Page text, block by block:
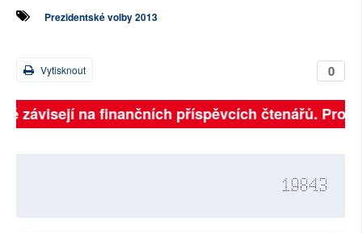
Prezidentské volby 2013
0
Vytisknout
závisejí na finančních příspěvcích čtenářů.
19843